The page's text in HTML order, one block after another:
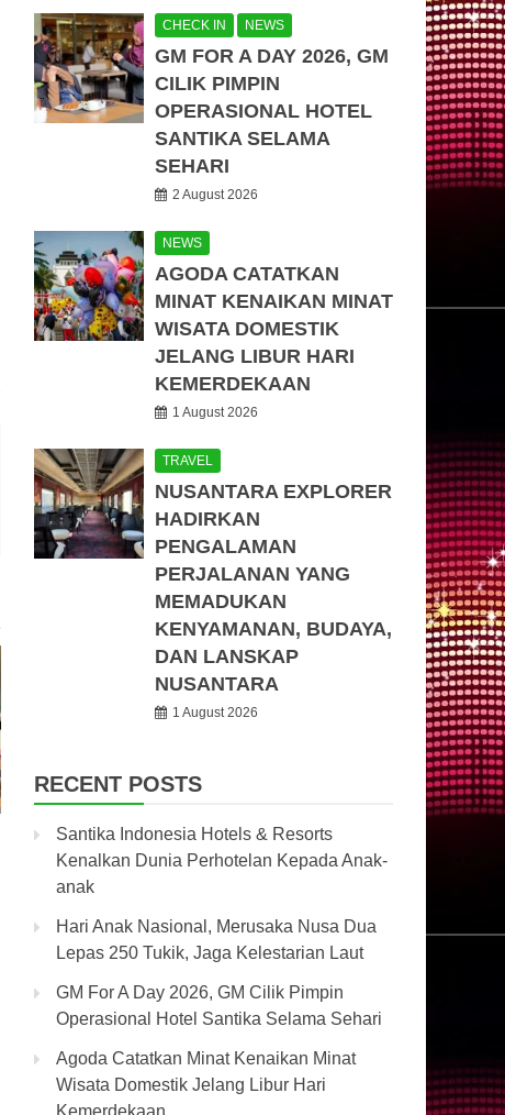
CHECK IN NEWS
GM FOR A DAY 2026, GM
CILIK PIMPIN
OPERASIONAL HOTEL
SANTIKA SELAMA
SEHARI
2 August 2026
NEWS
AGODA CATATKAN
MINAT KENAIKAN MINAT
WISATA DOMESTIK
JELANG LIBUR HARI
KEMERDEKAAN
1 August 2026
TRAVEL
NUSANTARA EXPLORER
HADIRKAN
PENGALAMAN
PERJALANAN YANG
MEMADUKAN
KENYAMANAN, BUDAYA,
DAN LANSKAP
NUSANTARA
1 August 2026
RECENT POSTS
Santika Indonesia Hotels & Resorts
Kenalkan Dunia Perhotelan Kepada Anak-
anak
Hari Anak Nasional, Merusaka Nusa Dua
Lepas 250 Tukik, Jaga Kelestarian Laut
GM For A Day 2026, GM Cilik Pimpin
Operasional Hotel Santika Selama Sehari
Agoda Catatkan Minat Kenaikan Minat
Wisata Domestik Jelang Libur Hari